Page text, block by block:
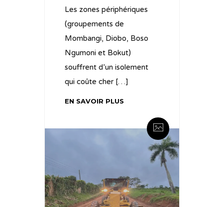
Les zones périphériques
(groupements de
Mombangi, Diobo, Boso
Ngumoni et Bokut)
souffrent d’un isolement
qui coûte cher […]
EN SAVOIR PLUS